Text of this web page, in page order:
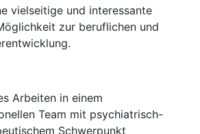
vielseitige und interessante
zur beruflichen und
Arbeiten in einem
Team mit psychiatrisch-
Schwerpunkt